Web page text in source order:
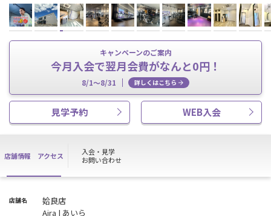
キャンペーンのご案内
今月入会で翌月会費がなんと0円！
8/1～8/31 詳しくはこちら
見学予約 WEB入会
店舗情報 アクセス
入会・見学
お問い合わせ
店舗名
姶良店
Aira | あいら